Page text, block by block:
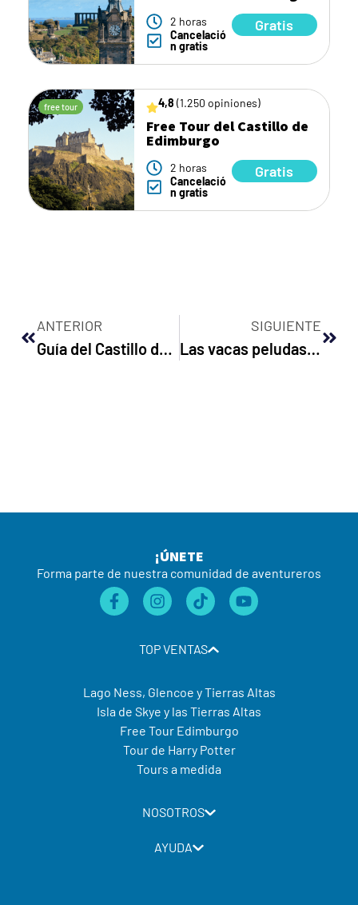
2 horas
Cancelació
n gratis
Gratis
free tour 4,8 (1.250 opiniones)
Free Tour del Castillo de
Edimburgo
2 horas
Cancelació
n gratis
Gratis
ANTERIOR
Guía del Castillo de Dunnottar
SIGUIENTE
Las vacas peludas de las Tierras Altas de Escocia
¡ÚNETE
Forma parte de nuestra comunidad de aventureros
TOP VENTAS
Lago Ness, Glencoe y Tierras Altas
Isla de Skye y las Tierras Altas
Free Tour Edimburgo
Tour de Harry Potter
Tours a medida
NOSOTROS
AYUDA